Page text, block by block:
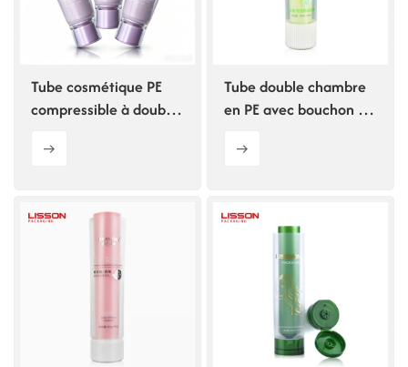
Tube cosmétique PE
compressible à double
Tube double chambre
en PE avec bouchon à